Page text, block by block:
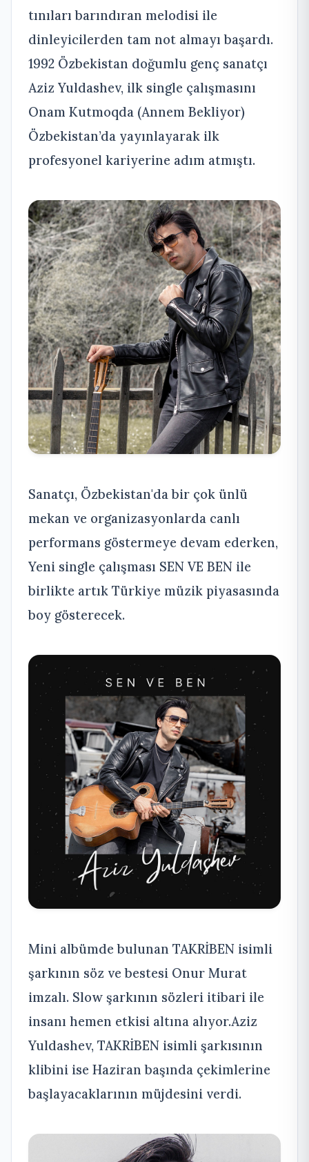
tınıları barındıran melodisi ile
dinleyicilerden tam not almayı başardı.
1992 Özbekistan doğumlu genç sanatçı
Aziz Yuldashev, ilk single çalışmasını
Onam Kutmoqda (Annem Bekliyor)
Özbekistan’da yayınlayarak ilk
profesyonel kariyerine adım atmıştı.
Sanatçı, Özbekistan'da bir çok ünlü
mekan ve organizasyonlarda canlı
performans göstermeye devam ederken,
Yeni single çalışması SEN VE BEN ile
birlikte artık Türkiye müzik piyasasında
boy gösterecek.
Mini albümde bulunan TAKRİBEN isimli
şarkının söz ve bestesi Onur Murat
imzalı. Slow şarkının sözleri itibari ile
insanı hemen etkisi altına alıyor.Aziz
Yuldashev, TAKRİBEN isimli şarkısının
klibini ise Haziran başında çekimlerine
başlayacaklarının müjdesini verdi.